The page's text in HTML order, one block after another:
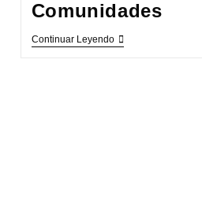
Comunidades
Continuar LeyendoXIX